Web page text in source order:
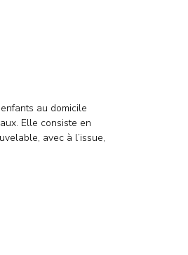
au domicile
Elle consiste en
avec à l’issue,